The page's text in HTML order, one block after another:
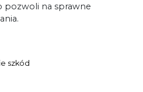
pozwoli na sprawne
szkód